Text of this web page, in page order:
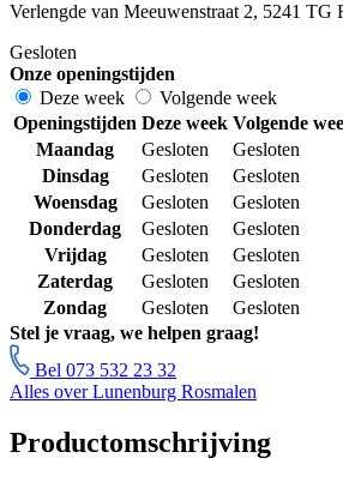
Verlengde van Meeuwenstraat 2, 5241 TG
Gesloten
Onze openingstijden
Deze week
Volgende week
Openingstijden Deze week Volgende
Maandag
Gesloten
Gesloten
Dinsdag
Gesloten
Gesloten
Woensdag
Gesloten
Gesloten
Donderdag
Gesloten
Gesloten
Vrijdag
Gesloten
Gesloten
Zaterdag
Gesloten
Gesloten
Zondag
Gesloten
Gesloten
Stel je vraag, we helpen graag!
Bel 073 532 23 32
Alles over Lunenburg Rosmalen
Productomschrijving